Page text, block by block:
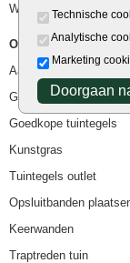
Technische
Analytische
Marketing
Doorgaan
Waterafvoer
Overig
Aanbiedingen
Goedkope bestrating
Goedkope tuintegels
Kunstgras
Tuintegels outlet
Opsluitbanden
Keerwanden
Traptreden tuin